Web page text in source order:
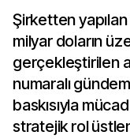
Şirketten yapılan
milyar doların
gerçekleştirilen
numaralı
baskısıyla
stratejik rol